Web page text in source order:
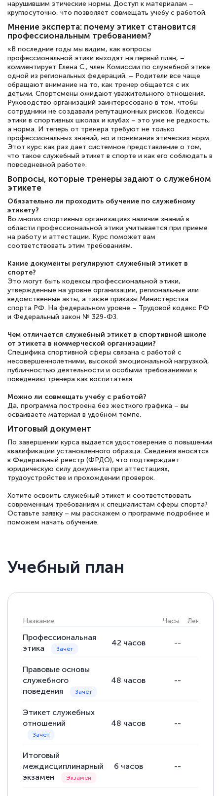
нарушившим этические нормы. Доступ к материалам –
круглосуточно, что позволяет совмещать учебу с работой.
Мнение эксперта: почему этикет становится
профессиональным требованием?
«В последние годы мы видим, как вопросы
профессиональной этики выходят на первый план, –
комментирует Елена С., член Комиссии по служебной этике
одной из региональных федераций. – Родители все чаще
обращают внимание на то, как тренер общается с их
детьми. Спортсмены ожидают уважительного отношения.
Руководство организаций заинтересовано в том, чтобы
сотрудники не создавали репутационных рисков. Кодексы
этики в спортивных школах и клубах – это уже не редкость,
а норма. И теперь от тренера требуют не только
профессиональных знаний, но и понимания этических норм.
Этот курс как раз дает системное представление о том,
что такое служебный этикет в спорте и как его соблюдать в
повседневной работе».
Вопросы, которые тренеры задают о служебном
этикете
Обязательно ли проходить обучение по служебному
этикету?
Во многих спортивных организациях наличие знаний в
области профессиональной этики учитывается при приеме
на работу и аттестации. Курс поможет вам
соответствовать этим требованиям.
Какие документы регулируют служебный этикет в
спорте?
Это могут быть кодексы профессиональной этики,
утвержденные на уровне организации, региональные или
ведомственные акты, а также приказы Министерства
спорта РФ. На федеральном уровне – Трудовой кодекс РФ
и Федеральный закон № 329-ФЗ.
Чем отличается служебный этикет в спортивной школе
от этикета в коммерческой организации?
Специфика спортивной сферы связана с работой с
несовершеннолетними, высокой эмоциональной нагрузкой,
публичностью деятельности и особыми требованиями к
поведению тренера как воспитателя.
Можно ли совмещать учебу с работой?
Да, программа построена без жесткого графика – вы
осваиваете материал в удобном темпе.
Итоговый документ
По завершении курса выдается удостоверение о повышении
квалификации установленного образца. Сведения вносятся
в Федеральный реестр (ФРДО), что подтверждает
юридическую силу документа при аттестациях,
трудоустройстве и прохождении проверок.
Хотите освоить служебный этикет и соответствовать
современным требованиям к специалистам сферы спорта?
Оставьте заявку – мы расскажем о программе подробнее и
поможем начать обучение.
Учебный план
Название Часы Лекции
Профессиональная
этика
42 часов --
Правовые основы
служебного
поведения
48 часов --
Этикет служебных
отношений
48 часов --
Итоговый
междисциплинарный
экзамен
6 часов --